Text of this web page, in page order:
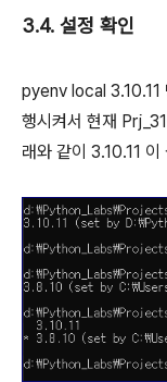
3.4. 설정 확인
pyenv local 3.10.11
행시켜서 현재
래와 같이 3.10.11